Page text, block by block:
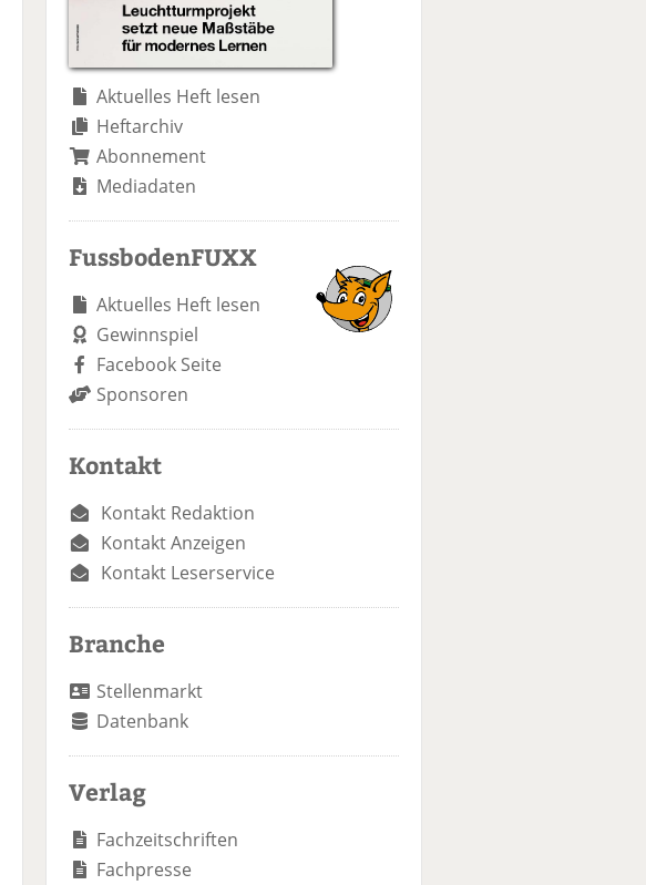
Aktuelles Heft lesen
Heftarchiv
Abonnement
Mediadaten
FussbodenFUXX
Aktuelles Heft lesen
Gewinnspiel
Facebook Seite
Sponsoren
Kontakt
Kontakt Redaktion
Kontakt Anzeigen
Kontakt Leserservice
Branche
Stellenmarkt
Datenbank
Verlag
Fachzeitschriften
Fachpresse